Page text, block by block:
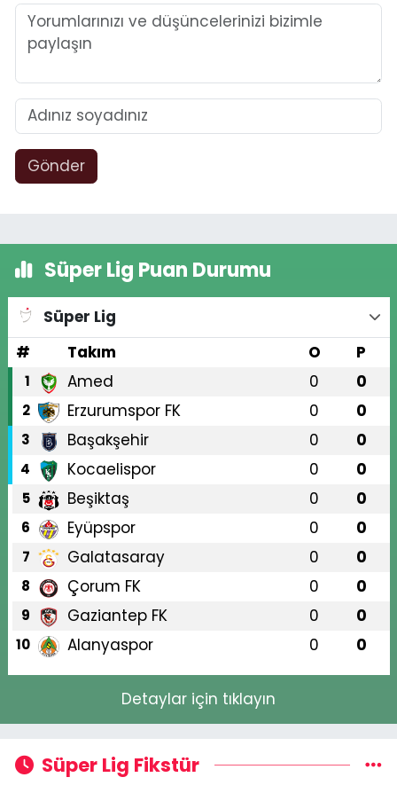
Gönder
Süper Lig Puan Durumu
Süper Lig
#
Takım O P
1 Amed 0 0
2 Erzurumspor FK 0 0
3 Başakşehir 0 0
4 Kocaelispor 0 0
5 Beşiktaş 0 0
6 Eyüpspor 0 0
7 Galatasaray 0 0
8 Çorum FK 0 0
9 Gaziantep FK 0 0
10 Alanyaspor 0 0
Detaylar için tıklayın
Süper Lig Fikstür